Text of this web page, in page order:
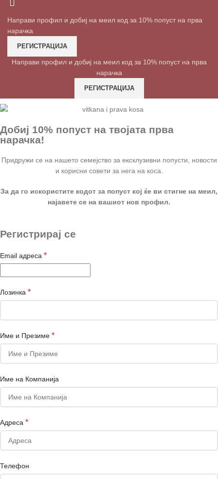
Направи профил и добиј на меил код за 10% попуст на прва
нарачка
РЕГИСТРАЦИЈА
Направи профил и добиј на меил код за 10% попуст на прва
нарачка
РЕГИСТРАЦИЈА
Добиј 10% попуст на твојата прва
нарачка!
Придружи се на нашето семејство за ексклузивни попусти, новости
и корисни совети за нега на коса.
За да го искористите кодот за попуст кој ќе ви стигне на меил,
најавете се на вашиот нов профил.
Регистрирај се
Email адреса *
Лозинка *
Име и Презиме *
Име на Компанија
Адреса *
Телефон